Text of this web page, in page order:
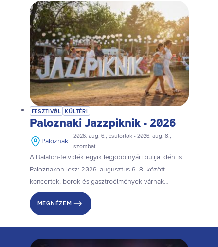
FESZTIVÁL KÜLTÉRI
Paloznaki Jazzpiknik - 2026
Paloznak
2026. aug. 6., csütörtök - 2026. aug. 8.,
szombat
A Balaton-felvidék egyik legjobb nyári bulija idén is
Paloznakon lesz: 2026. augusztus 6–8. között
koncertek, borok és gasztroélmények várnak
benneteket.
MEGNÉZEM